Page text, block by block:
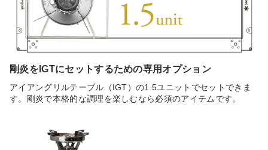
剛炎をIGTにセットするための専用オプション
アイアングリルテーブル（IGT）の1.5ユニットでセットできま
す。剛炎で本格的な調理を楽しむなら必須のアイテムです。